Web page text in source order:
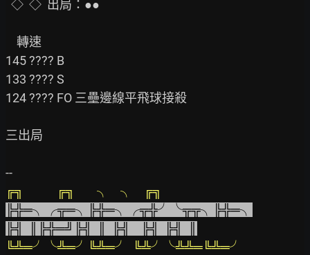
145 ???? B
133 ???? S
124 ???? FO 三壘邊線平飛球接殺
三出局
╔╗            ╔╗        ╮    ╮    ╔╗
╠╬═╮╭╦═╮╠╬═╮╭╦╬╯╰╦╦╮╠╬═╮
╠╣  ║╠╬═╝╠╣  ║  ╠╣    ╠╣  ╠╣  ║
╚╩═╯╰╩═╯╚╩═╯  ╚╩╯╰╩╩═╚╩═╯